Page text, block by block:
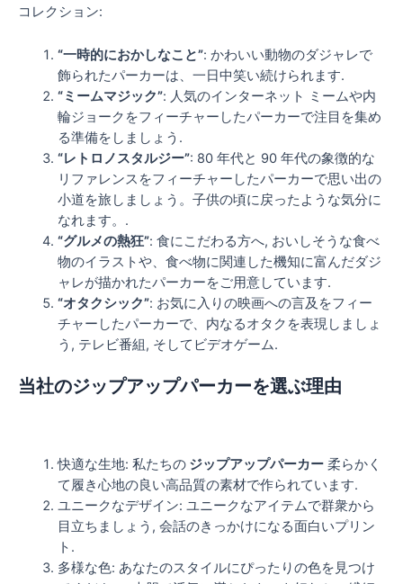
コレクション:
“一時的におかしなこと”: かわいい動物のダジャレで
飾られたパーカーは、一日中笑い続けられます.
“ミームマジック”: 人気のインターネット ミームや内
輪ジョークをフィーチャーしたパーカーで注目を集め
る準備をしましょう.
“レトロノスタルジー”: 80 年代と 90 年代の象徴的な
リファレンスをフィーチャーしたパーカーで思い出の
小道を旅しましょう。子供の頃に戻ったような気分に
なれます。.
“グルメの熱狂”: 食にこだわる方へ, おいしそうな食べ
物のイラストや、食べ物に関連した機知に富んだダジ
ャレが描かれたパーカーをご用意しています.
“オタクシック”: お気に入りの映画への言及をフィー
チャーしたパーカーで、内なるオタクを表現しましょ
う, テレビ番組, そしてビデオゲーム.
当社のジップアップパーカーを選ぶ理由
快適な生地: 私たちのジップアップパーカー柔らかく
て履き心地の良い高品質の素材で作られています.
ユニークなデザイン: ユニークなアイテムで群衆から
目立ちましょう, 会話のきっかけになる面白いプリン
ト.
多様な色: あなたのスタイルにぴったりの色を見つけ